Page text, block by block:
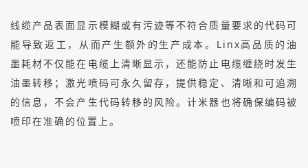
线缆产品表面显示模糊或有污迹等不符合质量要求的代码可
能导致返工，从而产生额外的生产成本。Linx高品质的油
墨耗材不仅能在电缆上清晰显示，还能防止电缆缠绕时发生
油墨转移；激光喷码可永久留存，提供稳定、清晰和可追溯
的信息，不会产生代码转移的风险。计米器也将确保编码被
喷印在准确的位置上。